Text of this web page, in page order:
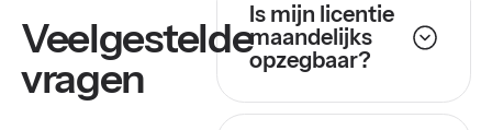
Veelgestelde
vragen
Is mijn licentie
maandelijks
opzegbaar?